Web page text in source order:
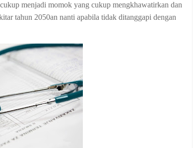
menjadi momok yang cukup mengkhawatirkan dan
tahun 2050an nanti apabila tidak ditanggapi dengan